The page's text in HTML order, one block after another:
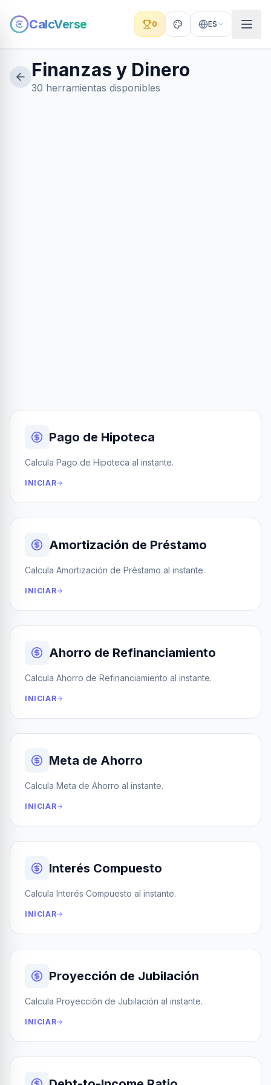
CalcVerse 0 ES
Finanzas y Dinero
30 herramientas disponibles
Pago de Hipoteca
Calcula Pago de Hipoteca al instante.
INICIAR
Amortización de Préstamo
Calcula Amortización de Préstamo al instante.
INICIAR
Ahorro de Refinanciamiento
Calcula Ahorro de Refinanciamiento al instante.
INICIAR
Meta de Ahorro
Calcula Meta de Ahorro al instante.
INICIAR
Interés Compuesto
Calcula Interés Compuesto al instante.
INICIAR
Proyección de Jubilación
Calcula Proyección de Jubilación al instante.
INICIAR